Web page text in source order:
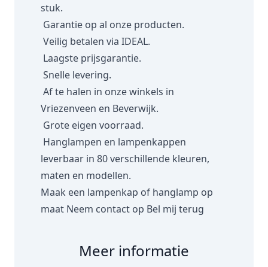
stuk.
Garantie op al onze producten.
Veilig betalen via IDEAL.
Laagste prijsgarantie.
Snelle levering.
Af te halen in onze winkels in
Vriezenveen en Beverwijk.
Grote eigen voorraad.
Hanglampen en lampenkappen
leverbaar in 80 verschillende kleuren,
maten en modellen.
Maak een lampenkap of hanglamp op
maat Neem contact op Bel mij terug
Meer informatie